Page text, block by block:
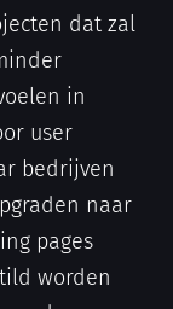
dat zal
in
user
bedrijven
naar
pages
worden